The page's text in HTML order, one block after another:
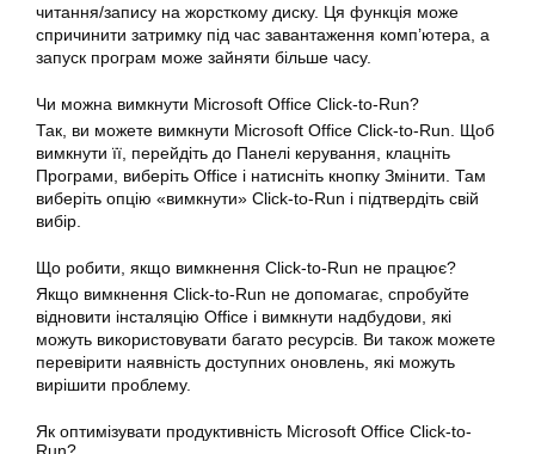
читання/запису на жорсткому диску. Ця функція може
спричинити затримку під час завантаження комп’ютера, а
запуск програм може зайняти більше часу.
Чи можна вимкнути Microsoft Office Click-to-Run?
Так, ви можете вимкнути Microsoft Office Click-to-Run. Щоб
вимкнути її, перейдіть до Панелі керування, клацніть
Програми, виберіть Office і натисніть кнопку Змінити. Там
виберіть опцію «вимкнути» Click-to-Run і підтвердіть свій
вибір.
Що робити, якщо вимкнення Click-to-Run не працює?
Якщо вимкнення Click-to-Run не допомагає, спробуйте
відновити інсталяцію Office і вимкнути надбудови, які
можуть використовувати багато ресурсів. Ви також можете
перевірити наявність доступних оновлень, які можуть
вирішити проблему.
Як оптимізувати продуктивність Microsoft Office Click-to-